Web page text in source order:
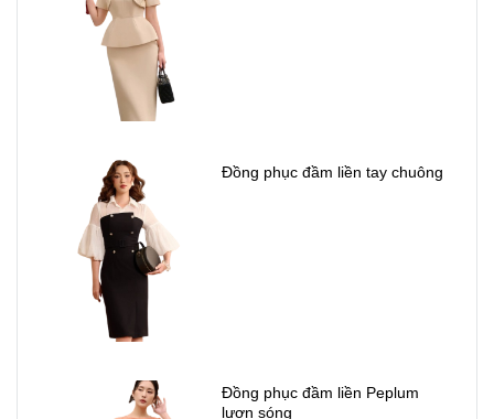
Đồng phục đầm liền tay chuông
Đồng phục đầm liền Peplum
lượn sóng